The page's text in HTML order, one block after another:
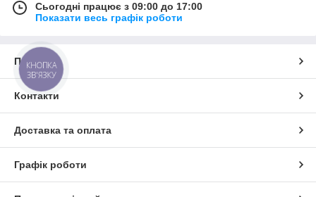
Сьогодні працює з 09:00 до 17:00
Показати весь графік роботи
Про нас
Контакти
Доставка та оплата
Графік роботи
КНОПКА
ЗВ'ЯЗКУ